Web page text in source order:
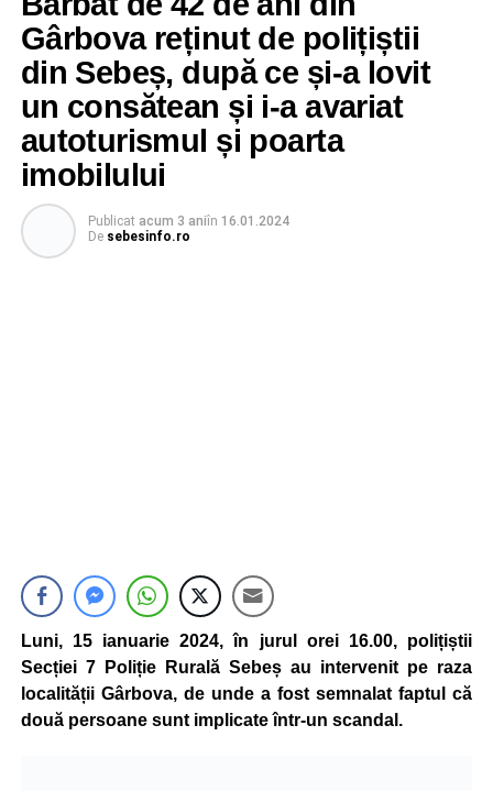
Gârbova reținut de polițiștii
din Sebeș, după ce și-a lovit
un consătean și i-a avariat
autoturismul și poarta
imobilului
Publicat acum 3 aniîn 16.01.2024
De sebesinfo.ro
Luni, 15 ianuarie 2024, în jurul orei 16.00, polițiștii
Secției 7 Poliție Rurală Sebeș au intervenit pe raza
localității Gârbova, de unde a fost semnalat faptul că
două persoane sunt implicate într-un scandal.